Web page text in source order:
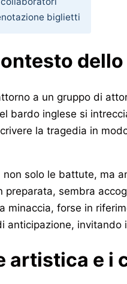
biglietti
a un gruppo di
bardo inglese si
la tragedia in
solo le battute, ma
preparata, sembra
minaccia, forse in
anticipazione,
artistica e i